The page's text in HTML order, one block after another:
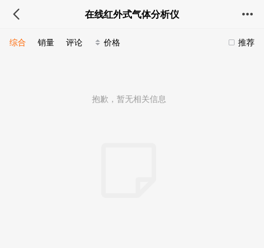
在线红外式气体分析仪
推荐
综合 销量 评论 价格
抱歉，暂无相关信息